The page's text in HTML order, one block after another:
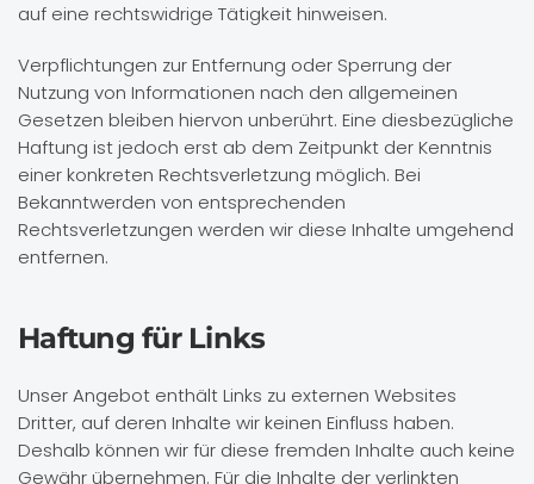
auf eine rechtswidrige Tätigkeit hinweisen.
Verpflichtungen zur Entfernung oder Sperrung der
Nutzung von Informationen nach den allgemeinen
Gesetzen bleiben hiervon unberührt. Eine diesbezügliche
Haftung ist jedoch erst ab dem Zeitpunkt der Kenntnis
einer konkreten Rechtsverletzung möglich. Bei
Bekanntwerden von entsprechenden
Rechtsverletzungen werden wir diese Inhalte umgehend
entfernen.
Haftung für Links
Unser Angebot enthält Links zu externen Websites
Dritter, auf deren Inhalte wir keinen Einfluss haben.
Deshalb können wir für diese fremden Inhalte auch keine
Gewähr übernehmen. Für die Inhalte der verlinkten